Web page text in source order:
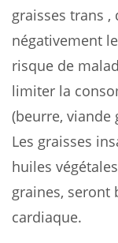
graisses trans
négativement
risque de
limiter la
(beurre, viande
Les graisses
huiles
graines, seront
cardiaque.